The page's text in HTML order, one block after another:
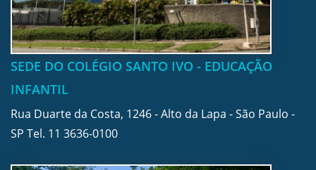
SEDE DO COLÉGIO SANTO IVO - EDUCAÇÃO
INFANTIL
Rua Duarte da Costa, 1246 - Alto da Lapa - São Paulo -
SP Tel. 11 3636-0100